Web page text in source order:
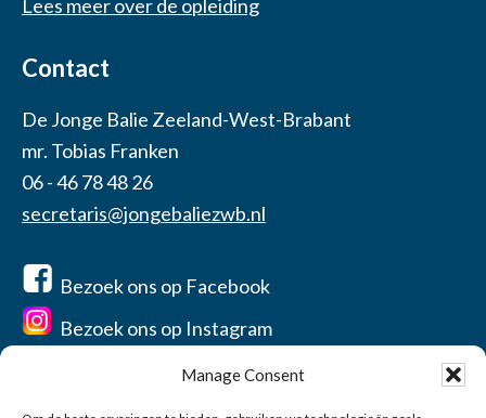
Manage Consent
Lees meer over de opleiding
Contact
De Jonge Balie Zeeland-West-Brabant
mr. Tobias Franken
06 - 46 78 48 26
secretaris@jongebaliezwb.nl
Bezoek ons op Facebook
Bezoek ons op Instagram